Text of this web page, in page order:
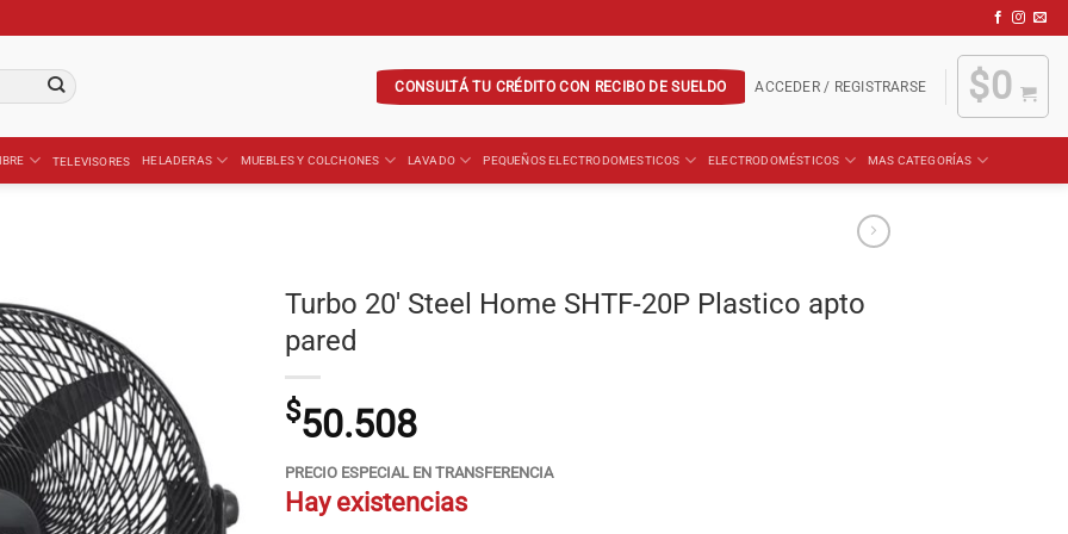
CONSULTÁ TU CRÉDITO CON RECIBO DE SUELDO ACCEDER / REGISTRARSE $0
TELEVISORES HELADERAS MUEBLES Y COLCHONES LAVADO PEQUEÑOS ELECTRODOMESTICOS ELECTRODOMÉSTICOS MAS CATEGORÍAS
Turbo 20′ Steel Home SHTF-20P Plastico apto
pared
$50.508
PRECIO ESPECIAL EN TRANSFERENCIA
Hay existencias